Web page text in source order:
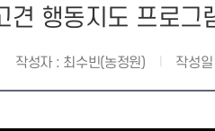
견 행동지도 프로
작성자 : 최수빈(농정원) 작성일